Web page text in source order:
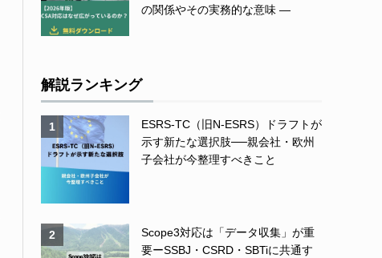
の関係やその実務的な意味 ―
解説ランキング
1
ESRS-TC（旧N-ESRS）ドラフトが
示す新たな選択肢──親会社・欧州
子会社が今整理すべきこと
2
Scope3対応は「データ収集」が重
要ーSSBJ・CSRD・SBTiに共通す